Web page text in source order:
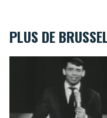
PLUS DE
Ils chantent Bruxelles